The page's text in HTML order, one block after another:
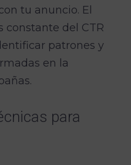
tu anuncio. El
constante del CTR
patrones y
en la
para